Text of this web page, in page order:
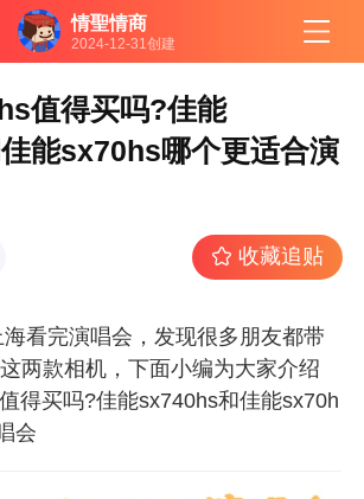
情聖情商
2024-12-31创建
值得买吗?佳能
能sx70hs哪个更适合演
收藏追贴
完演唱会，发现很多朋友都带
两款相机，下面小编为大家介绍
得买吗?佳能sx740hs和佳能sx70h
会